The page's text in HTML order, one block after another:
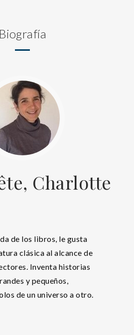
Biografía
Charlotte
de los libros, le gusta
clásica al alcance de
Inventa historias
y pequeños,
de un universo a otro.